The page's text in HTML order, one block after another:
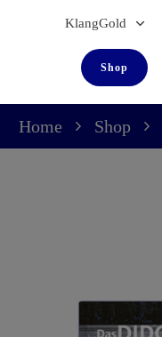
KlangGold
Shop
Home Shop